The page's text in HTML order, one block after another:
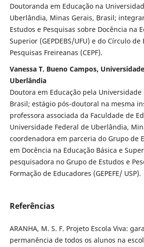
Doutoranda em Educação na
Uberlândia, Minas Gerais, Brasil;
Estudos e Pesquisas sobre Docência na
Superior (GEPDEBS/UFU) e do Círculo de
Pesquisas Freireanas (CEPF).
Vanessa T. Bueno Campos,
Uberlândia
Doutora em Educação pela Universidade
Brasil; estágio pós-doutoral na mesma
professora associada da Faculdade de
Universidade Federal de Uberlândia,
coordenadora em parceria do Grupo de
em Docência na Educação Básica e
pesquisadora no Grupo de Estudos e
Formação de Educadores (GEPEFE/ USP).
Referências
ARANHA, M. S. F. Projeto Escola Viva:
permanência de todos os alunos na